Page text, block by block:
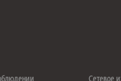
Сетевое